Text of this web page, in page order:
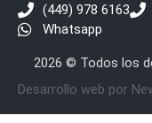
(449) 978 6163
Whatsapp
2026 © Todos los
Desarrollo web por